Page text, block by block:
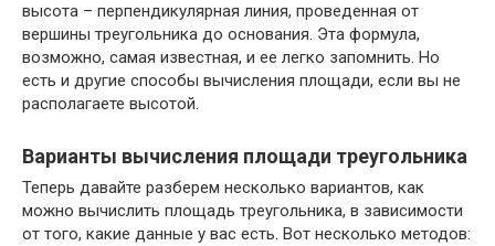
высота – перпендикулярная линия, проведенная от
вершины треугольника до основания. Эта формула,
возможно, самая известная, и ее легко запомнить. Но
есть и другие способы вычисления площади, если вы не
располагаете высотой.
Варианты вычисления площади треугольника
Теперь давайте разберем несколько вариантов, как
можно вычислить площадь треугольника, в зависимости
от того, какие данные у вас есть. Вот несколько методов: